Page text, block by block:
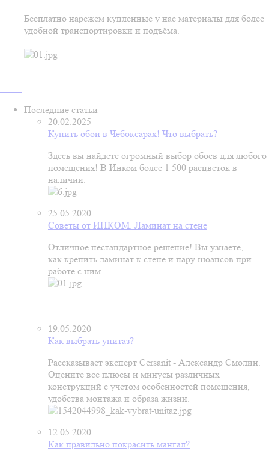
Бесплатно нарежем купленные у нас материалы для более
удобной транспортировки и подъёма.
Последние статьи
20.02.2025
Купить обои в Чебоксарах! Что выбрать?
Здесь вы найдете огромный выбор обоев для любого
помещения! В Инком более 1 500 расцветок в
наличии.
25.05.2020
Советы от ИНКОМ. Ламинат на стене
Отличное нестандартное решение! Вы узнаете,
как крепить ламинат к стене и пару нюансов при
работе с ним.
19.05.2020
Как выбрать унитаз?
Рассказывает эксперт Cersanit - Александр Смолин.
Оцените все плюсы и минусы различных
конструкций с учетом особенностей помещения,
удобства монтажа и образа жизни.
12.05.2020
Как правильно покрасить мангал?